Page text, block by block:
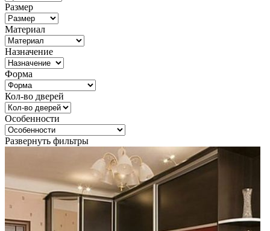
Размер
Материал
Назначение
Форма
Кол-во дверей
Особенности
Развернуть фильтры